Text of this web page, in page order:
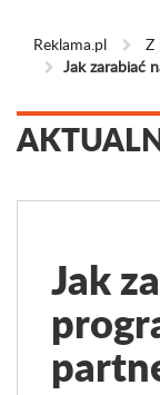
Reklama.pl
Z
Jak zarabiać
Jak